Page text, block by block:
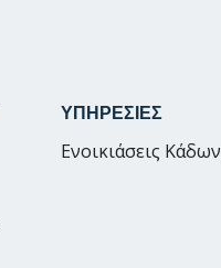
ΥΠΗΡΕΣΙΕΣ
Ενοικιάσεις Κάδων